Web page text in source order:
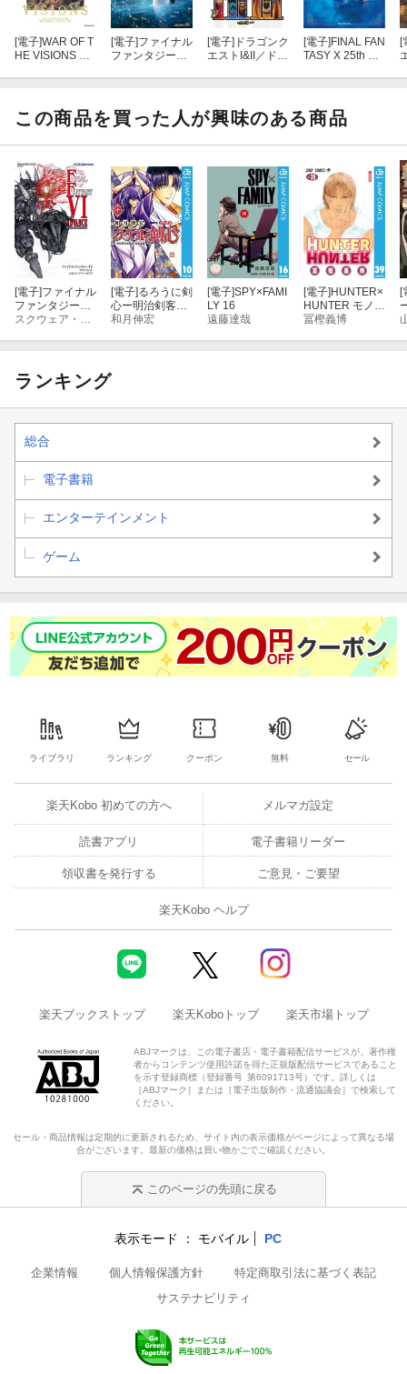
～と感じています。
ファミコン時代は冒険の書がラスボス直前で消えてしまい心が折れ
てクリアできなかったので、今度こそクリアできるように攻略本見
ながら頑張ります！
[電子]WAR OF T
HE VISIONS フ
幻影戦争 Memor
ial Archives
[電子]ファイナル
ファンタジーVII
[電子] ドラゴンク
エストI&II／ドラ
さ冒険ガイド
[電子]FINAL FAN
TASY X 25th An
[
この商品を買った人が興味のある商品
[電子]ファイナル
ファンタジーVI
アドバンス 公式
[電子]るろうに剣
心ー明治剣客浪
漫譚・北海道編
和月伸宏
[電子]SPY×FAMI
LY 16
遠藤達哉
[電子]HUNTER×
HUNTER モノク
ロ版 39
冨樫義博
[
ランキング
総合
電子書籍
エンターテインメント
ゲーム
ライブラリ ランキング クーポン 無料 セール
楽天Kobo 初めての方へ メルマガ設定
読書アプリ 電子書籍リーダー
領収書を発行する ご意見・ご要望
楽天Kobo ヘルプ
楽天ブックストップ 楽天Koboトップ 楽天市場トップ
ABJマークは、この電子書店・電子書籍配信サービスが、著作権
者からコンテンツ使用許諾を得た正規版配信サービスであること
を示す登録商標（登録番号 第6091713号）です。詳しくは
［ABJマーク］または［電子出版制作・流通協議会］で検索して
ください。
セール・商品情報は定期的に更新されるため、サイト内の表示価格がページによって異なる場
合がございます。最新の価格は買い物かごでご確認ください。
このページの先頭に戻る
表示モード モバイル PC
企業情報 個人情報保護方針
特定商取引法に基づく表記
サステナビリティ